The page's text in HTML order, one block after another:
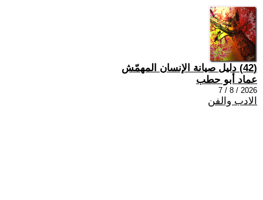
(42) دليل صيانة الإنسان المهمّش
عماد أبو حطب
2026 / 8 / 7
الادب والفن